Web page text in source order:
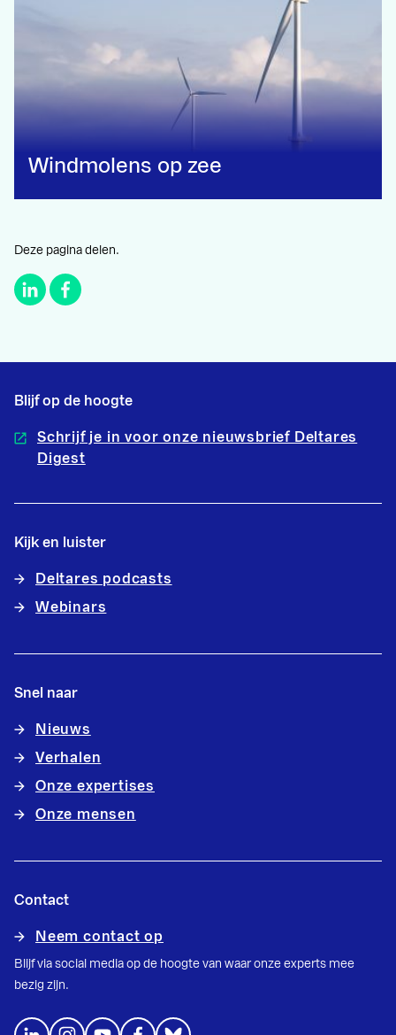
Windmolens op zee
Deze pagina delen.
Blijf op de hoogte
Schrijf je in voor onze nieuwsbrief Deltares
Digest
Kijk en luister
Deltares podcasts
Webinars
Snel naar
Nieuws
Verhalen
Onze expertises
Onze mensen
Contact
Neem contact op
Blijf via social media op de hoogte van waar onze experts mee
bezig zijn.